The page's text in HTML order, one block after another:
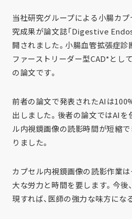
当社研究グループによる小腸カ
究成果が論文誌「Digestive
開されました。小腸血管拡張症
ファーストリーダー型CAD*とし
の論文です。
前者の論文で発表されたAIは
出しました。後者の論文ではAIを
ル内視鏡画像の読影時間が短縮
りました。
カプセル内視鏡画像の読影作業
大な労力と時間を要します。今後
現すれば、医師の強力な味方にな